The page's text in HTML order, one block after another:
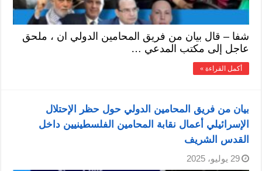
شفا – قال بيان من فريق المحامين الدولي ان ، ملحق
عاجل إلى مكتب المدعي …
أكمل القراءة »
بيان من فريق المحامين الدولي حول حظر الإحتلال
الإسرائيلي أعمال نقابة المحامين الفلسطينيين داخل
القدس الشريف
29 يوليو، 2025